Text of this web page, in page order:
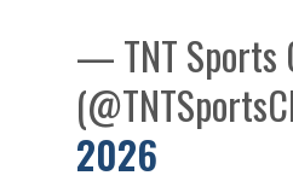
— TNT Sports
2026